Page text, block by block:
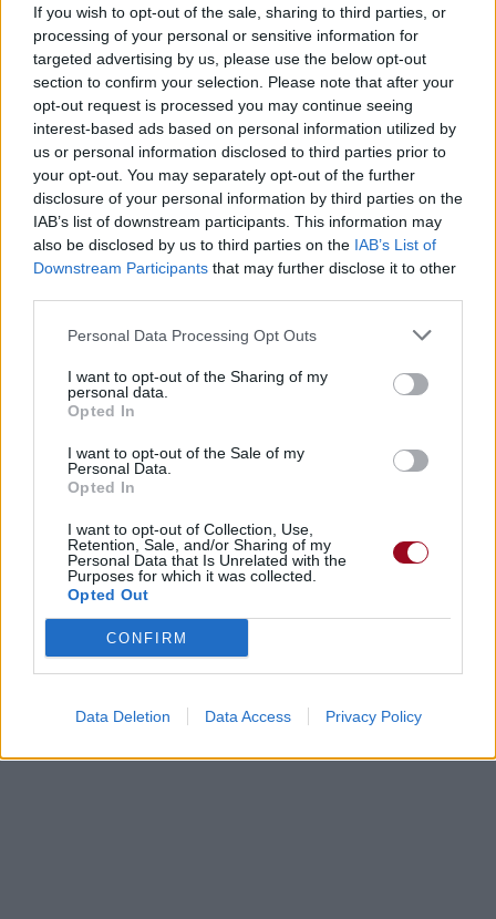
If you wish to opt-out of the sale, sharing to third parties, or
processing of your personal or sensitive information for
targeted advertising by us, please use the below opt-out
section to confirm your selection. Please note that after your
opt-out request is processed you may continue seeing
interest-based ads based on personal information utilized by
us or personal information disclosed to third parties prior to
your opt-out. You may separately opt-out of the further
disclosure of your personal information by third parties on the
IAB’s list of downstream participants. This information may
also be disclosed by us to third parties on the IAB’s List of
Downstream Participants that may further disclose it to other
Personal Data Processing Opt Outs
I want to opt-out of the Sharing of my
personal data.
Opted In
I want to opt-out of the Sale of my
Personal Data.
Opted In
I want to opt-out of Collection, Use,
Retention, Sale, and/or Sharing of my
Personal Data that Is Unrelated with the
Purposes for which it was collected.
Opted Out
CONFIRM
Data Deletion Data Access Privacy Policy
Pour prolonger le plaisir musical :
Vous aimez chanter, apprenez la guitare chez
Télécharger légalement les MP3 sur
Télécharger légalement les MP3 ou trouver le CD sur
Trouver des vinyles et des CD sur
Trouver un instrument de musique ou une partition au
meilleur prix sur
Paroles + Traduction Téléchargement
Vidéos
Commentaires
Paroles + Traduction Téléchargement
Commentaires
Dire «merci» pour cette traduction Corriger une erreur